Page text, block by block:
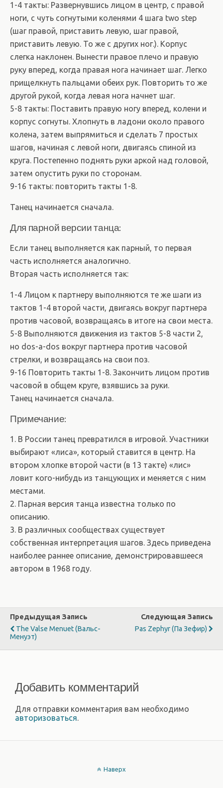
1-4 такты: Развернувшись лицом в центр, с правой
ноги, с чуть согнутыми коленями 4 шага two step
(шаг правой, приставить левую, шаг правой,
приставить левую. То же с других ног.). Корпус
слегка наклонен. Вынести правое плечо и правую
руку вперед, когда правая нога начинает шаг. Легко
прищелкнуть пальцами обеих рук. Повторить то же
другой рукой, когда левая нога начнет шаг.
5-8 такты: Поставить правую ногу вперед, колени и
корпус согнуты. Хлопнуть в ладони около правого
колена, затем выпрямиться и сделать 7 простых
шагов, начиная с левой ноги, двигаясь спиной из
круга. Постепенно поднять руки аркой над головой,
затем опустить руки по сторонам.
9-16 такты: повторить такты 1-8.
Танец начинается сначала.
Для парной версии танца:
Если танец выполняется как парный, то первая
часть исполняется аналогично.
Вторая часть исполняется так:
1-4 Лицом к партнеру выполняются те же шаги из
тактов 1-4 второй части, двигаясь вокруг партнера
против часовой, возвращаясь в итоге на свои места.
5-8 Выполняются движения из тактов 5-8 части 2,
но dos-a-dos вокруг партнера против часовой
стрелки, и возвращаясь на свои поз.
9-16 Повторить такты 1-8. Закончить лицом против
часовой в общем круге, взявшись за руки.
Танец начинается сначала.
Примечание:
1. В России танец превратился в игровой. Участники
выбирают «лиса», который ставится в центр. На
втором хлопке второй части (в 13 такте) «лис»
ловит кого-нибудь из танцующих и меняется с ним
местами.
2. Парная версия танца известна только по
описанию.
3. В различных сообществах существует
собственная интерпретация шагов. Здесь приведена
наиболее раннее описание, демонстрировавшееся
автором в 1968 году.
Предыдущая Запись
The Valse Menuet (Вальс-
Менуэт)
Следующая Запись
Pas Zephyr (Па Зефир)
Добавить комментарий
Для отправки комментария вам необходимо
авторизоваться.
Наверх